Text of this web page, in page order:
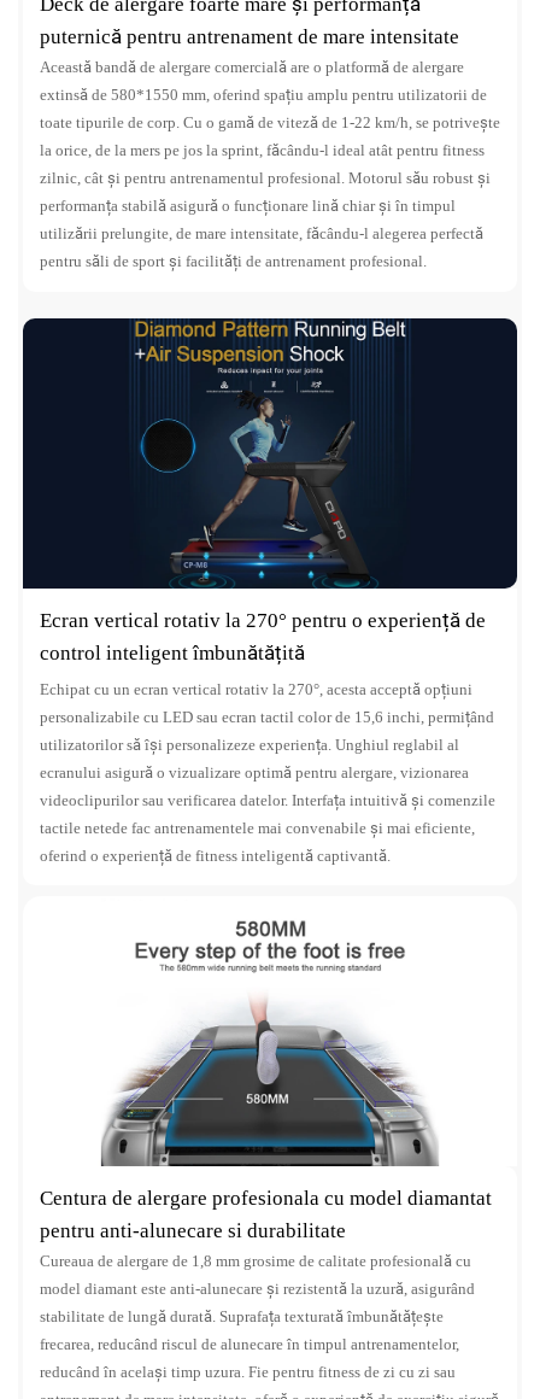
puternică pentru antrenament de mare intensitate
Această bandă de alergare comercială are o platformă de alergare
extinsă de 580*1550 mm, oferind spațiu amplu pentru utilizatorii de
toate tipurile de corp. Cu o gamă de viteză de 1-22 km/h, se potrivește
la orice, de la mers pe jos la sprint, făcându-l ideal atât pentru fitness
zilnic, cât și pentru antrenamentul profesional. Motorul său robust și
performanța stabilă asigură o funcționare lină chiar și în timpul
utilizării prelungite, de mare intensitate, făcându-l alegerea perfectă
pentru săli de sport și facilități de antrenament profesional.
Ecran vertical rotativ la 270° pentru o experiență de
control inteligent îmbunătățită
Echipat cu un ecran vertical rotativ la 270°, acesta acceptă opțiuni
personalizabile cu LED sau ecran tactil color de 15,6 inchi, permițând
utilizatorilor să își personalizeze experiența. Unghiul reglabil al
ecranului asigură o vizualizare optimă pentru alergare, vizionarea
videoclipurilor sau verificarea datelor. Interfața intuitivă și comenzile
tactile netede fac antrenamentele mai convenabile și mai eficiente,
oferind o experiență de fitness inteligentă captivantă.
Centura de alergare profesionala cu model diamantat
pentru anti-alunecare si durabilitate
Cureaua de alergare de 1,8 mm grosime de calitate profesională cu
model diamant este anti-alunecare și rezistentă la uzură, asigurând
stabilitate de lungă durată. Suprafața texturată îmbunătățește
frecarea, reducând riscul de alunecare în timpul antrenamentelor,
reducând în același timp uzura. Fie pentru fitness de zi cu zi sau